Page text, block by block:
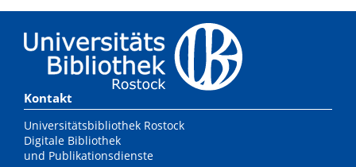
Kontakt
Universitätsbibliothek Rostock
Digitale Bibliothek
und Publikationsdienste